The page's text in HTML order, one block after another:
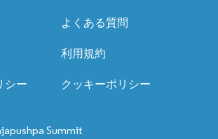
よくある質問
利用規約
シー クッキーポリシー
Summit